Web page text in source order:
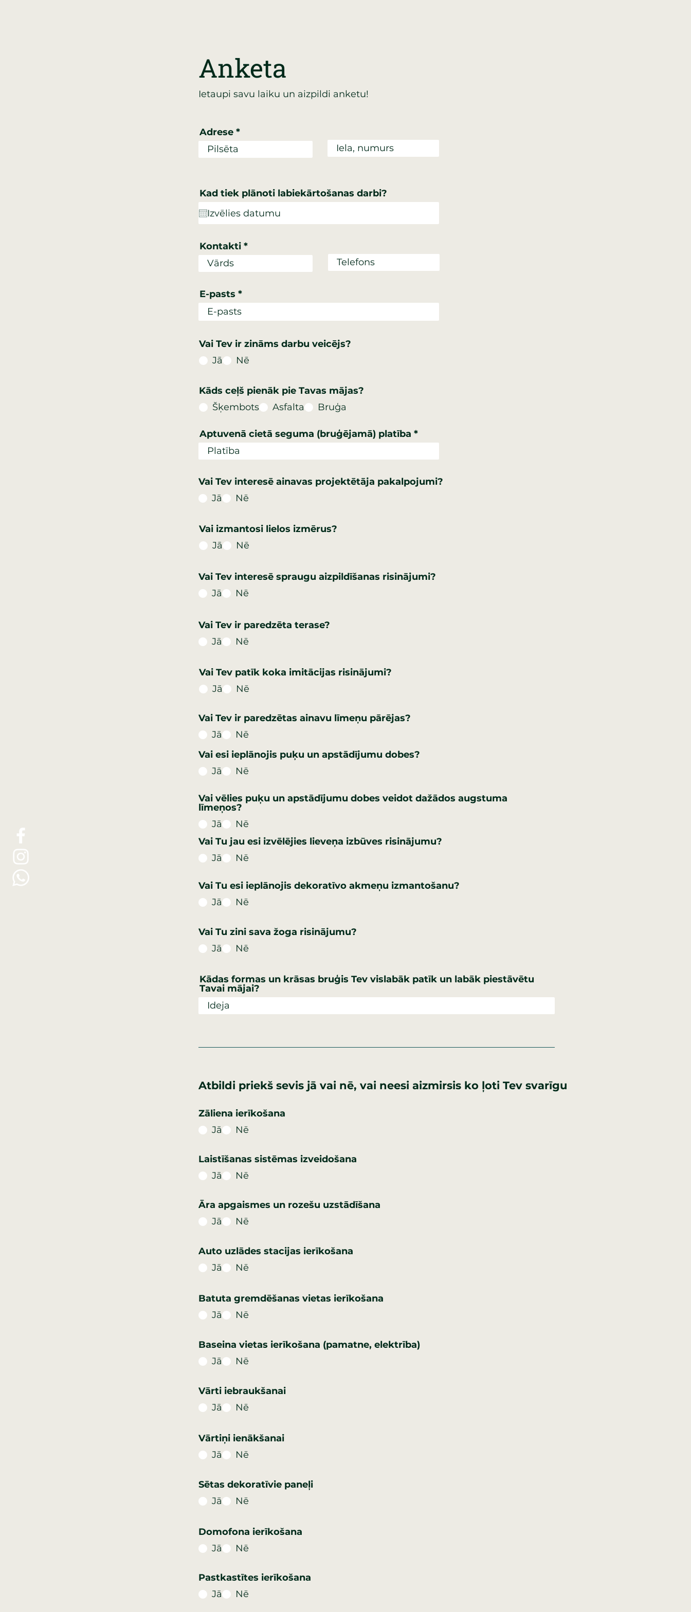
Anketa
Ietaupi savu laiku un aizpildi anketu!
Adrese
Kad tiek plānoti labiekārtošanas darbi?
Kontakti
E-pasts
Vai Tev ir zināms darbu veicējs?
Jā
Nē
Kāds ceļš pienāk pie Tavas mājas?
Šķembots
Asfalta Bruģa
Aptuvenā cietā seguma (bruģējamā) platība
Vai Tev interesē ainavas projektētāja pakalpojumi?
Jā
Nē
Vai izmantosi lielos izmērus?
Jā
Nē
Vai Tev interesē spraugu aizpildīšanas risinājumi?
Jā
Nē
Vai Tev ir paredzēta terase?
Jā
Nē
Vai Tev patīk koka imitācijas risinājumi?
Jā
Nē
Vai Tev ir paredzētas ainavu līmeņu pārējas?
Jā
Nē
Vai esi ieplānojis puķu un apstādījumu dobes?
Jā
Nē
Vai vēlies puķu un apstādījumu dobes veidot dažādos augstuma
līmeņos?
Jā
Nē
Vai Tu jau esi izvēlējies lieveņa izbūves risinājumu?
Jā
Nē
Vai Tu esi ieplānojis dekoratīvo akmeņu izmantošanu?
Jā
Nē
Vai Tu zini sava žoga risinājumu?
Jā
Nē
Kādas formas un krāsas bruģis Tev vislabāk patīk un labāk piestāvētu
Tavai mājai?
Atbildi priekš sevis jā vai nē, vai neesi aizmirsis ko ļoti Tev svarīgu
Zāliena ierīkošana
Jā
Nē
Laistīšanas sistēmas izveidošana
Jā
Nē
Āra apgaismes un rozešu uzstādīšana
Jā
Nē
Auto uzlādes stacijas ierīkošana
Jā
Nē
Batuta gremdēšanas vietas ierīkošana
Jā
Nē
Baseina vietas ierīkošana (pamatne, elektrība)
Jā
Nē
Vārti iebraukšanai
Jā
Nē
Vārtiņi ienākšanai
Jā
Nē
Sētas dekoratīvie paneļi
Jā
Nē
Domofona ierīkošana
Jā
Nē
Pastkastītes ierīkošana
Jā
Nē